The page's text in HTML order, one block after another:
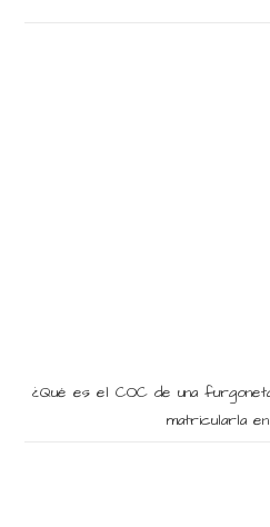
¿Qué es el COC de una
matricularla